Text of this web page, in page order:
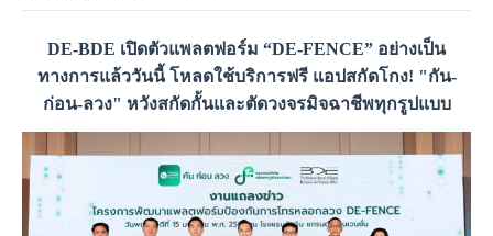
DE-BDE เปิดตัวแพลตฟอร์ม “DE-FENCE” อย่างเป็น
ทางการแล้ววันนี้ โหลดใช้บริการฟรี แอปสกัดโกง! "กัน-
ก่อน-ลวง" หวังสกัดกั้นและตัดวงจรมิจฉาชีพทุกรูปแบบ